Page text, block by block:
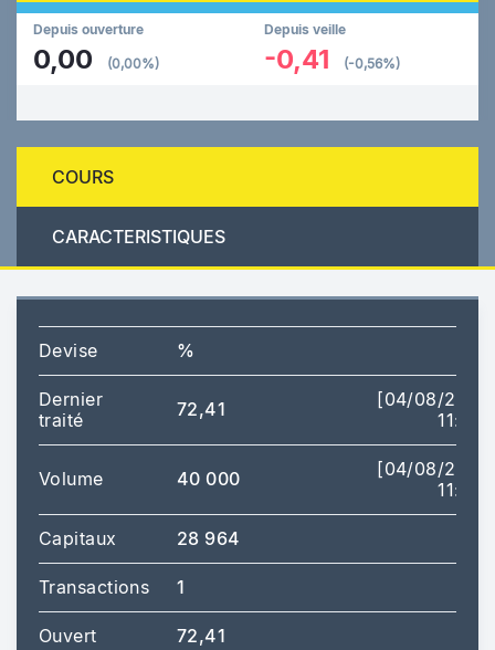
Depuis ouverture
0,00 (0,00%)
Depuis veille
-0,41 (-0,56%)
COURS
CARACTERISTIQUES
Devise %
Dernier
traité
72,41
[04/08/2026
11:45]
Volume 40 000
[04/08/2026
11:45]
Capitaux 28 964
Transactions 1
Ouvert 72,41